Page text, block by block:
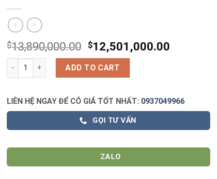
$13,890,000.00 $12,501,000.00
BẾP TỪ LORCA LCI-877 tặng bộ nồi 5 món cao cấp quantity
ADD TO CART
LIÊN HỆ NGAY ĐỂ CÓ GIÁ TỐT NHẤT: 0937049966
GỌI TƯ VẤN
ZALO